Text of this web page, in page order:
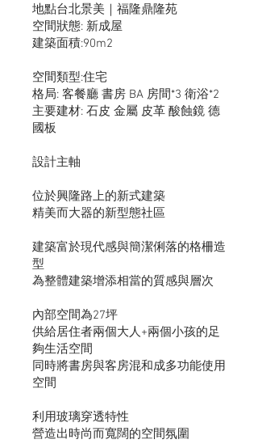
地點台北景美｜福隆鼎隆苑
空間狀態: 新成屋
​建築面積:90m2
空間類型:住宅
​格局: 客餐廳 書房 BA 房間*3 衛浴*2
主要建材: 石皮 金屬 皮革 酸蝕鏡 德
國板
設計主軸
位於興隆路上的新式建築
精美而大器的新型態社區
建築富於現代感與簡潔俐落的格柵造
型
為整體建築增添相當的質感與層次
內部空間為27坪
供給居住者兩個大人+兩個小孩的足
夠生活空間
同時將書房與客房混和成多功能使用
空間
利用玻璃穿透特性
​營造出時尚而寬闊的空間氛圍